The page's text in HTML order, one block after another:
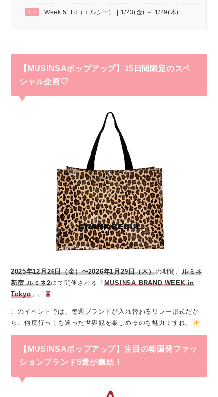
3.5 Week 5. Lc（エルシー） | 1/23(金) ～ 1/29(木)
【MUSINSAポップアップ】35日間限定のスペ
シャル企画♡
2025年12月26日（金）〜2026年1月29日（木）の期間、 ルミネ
新宿 ルミネ2にて開催される「MUSINSA BRAND WEEK in
Tokyo 」。
このイベントでは、毎週ブランドが入れ替わるリレー形式だか
ら、何度行っても違った世界観を楽しめるのも魅力ですね。
【MUSINSAポップアップ】注目の韓国発ファッ
ションブランド5選が集結！